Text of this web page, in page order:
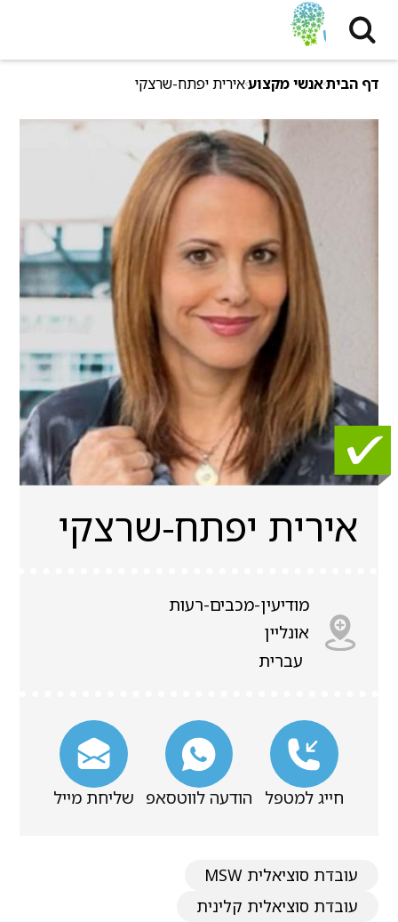
דף הביתאנשי מקצועאירית יפתח-שרצקי
אירית יפתח-שרצקי
מודיעין-מכבים-רעות
אונליין
עברית
חייג למטפל הודעה לווטסאפ שליחת מייל
עובדת סוציאלית MSW
עובדת סוציאלית קלינית